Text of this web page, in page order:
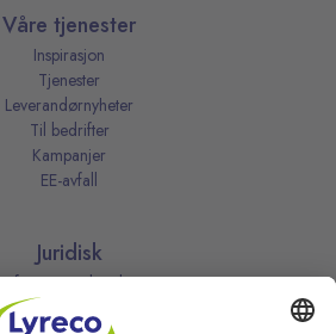
Våre tjenester
Inspirasjon
Tjenester
Leverandørnyheter
Til bedrifter
Kampanjer
EE-avfall
Juridisk
Informasjonskapsler
Kjøpsbetingelser